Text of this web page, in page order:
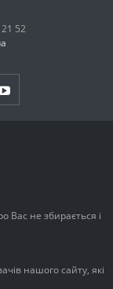
52
Вас не збирається і
нашого сайту, які